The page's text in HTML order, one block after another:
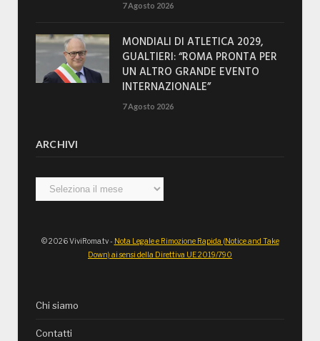
7 Agosto 2026
MONDIALI DI ATLETICA 2029,
GUALTIERI: “ROMA PRONTA PER
UN ALTRO GRANDE EVENTO
INTERNAZIONALE”
7 Agosto 2026
ARCHIVI
Archivi
© 2026 ViviRoma.tv - Nota Legale e Rimozione Rapida (Notice and Take
Down) ai sensi della Direttiva UE 2019/790
Chi siamo
Contatti